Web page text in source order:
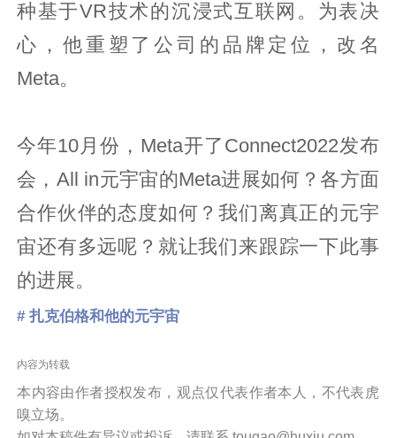
种基于VR技术的沉浸式互联网。为表决
心，他重塑了公司的品牌定位，改名
Meta。
今年10月份，Meta开了Connect2022发布
会，All in元宇宙的Meta进展如何？各方面
合作伙伴的态度如何？我们离真正的元宇
宙还有多远呢？就让我们来跟踪一下此事
的进展。
# 扎克伯格和他的元宇宙
内容为转载
本内容由作者授权发布，观点仅代表作者本人，不代表虎
嗅立场。